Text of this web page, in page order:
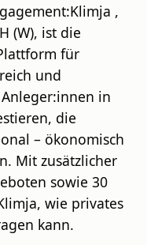
,
(W), ist die
für
und
in
die
– ökonomisch
Mit zusätzlicher
sowie 30
wie privates
kann.